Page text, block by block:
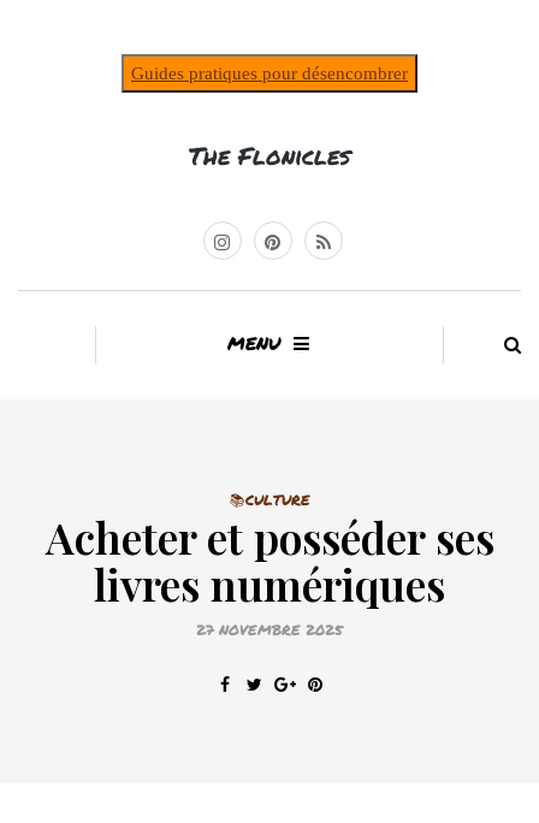
Guides pratiques pour désencombrer
The Flonicles
MENU
📚CULTURE
Acheter et posséder ses
livres numériques
27 NOVEMBRE 2025